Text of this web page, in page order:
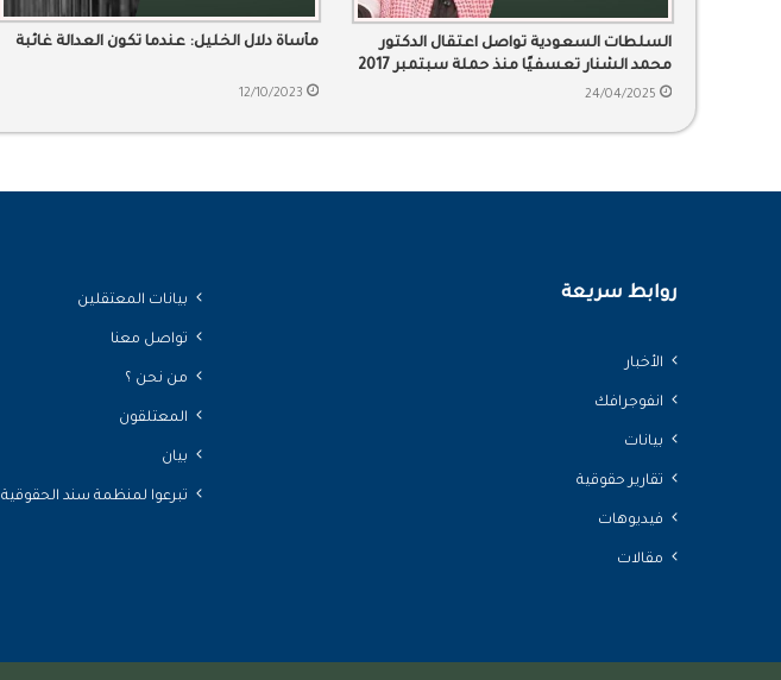
السلطات السعودية تواصل اعتقال الدكتور
محمد الشنار تعسفيًا منذ حملة سبتمبر 2017
24/04/2025
مأساة دلال الخليل: عندما تكون العدالة غائبة
12/10/2023
روابط سريعة
الأخبار
انفوجرافك
بيانات
تقارير حقوقية
فيديوهات
مقالات
بيانات المعتقلين
تواصل معنا
من نحن ؟
المعتلقون
بيان
تبرعوا لمنظمة سند الحقوقية